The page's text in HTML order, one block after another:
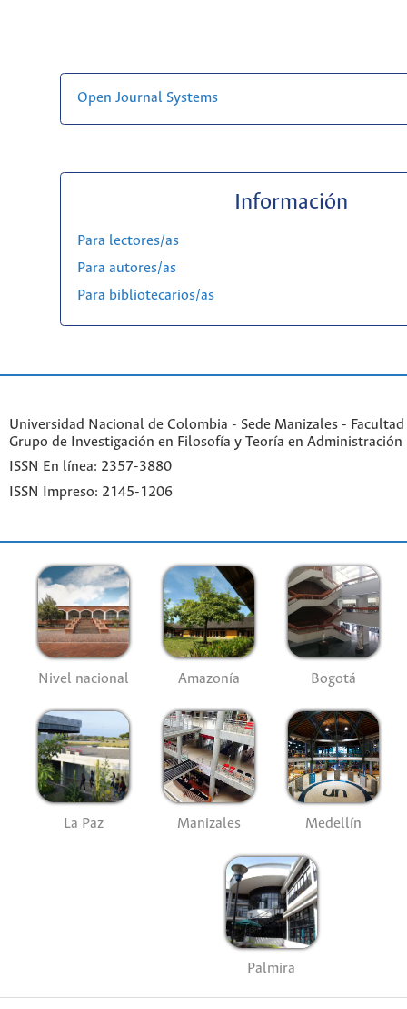
Open Journal Systems
Información
Para lectores/as
Para autores/as
Para bibliotecarios/as
Universidad Nacional de Colombia - Sede Manizales -
Grupo de Investigación en Filosofía y Teoría en Administración
ISSN En línea: 2357-3880
ISSN Impreso: 2145-1206
Nivel nacional Amazonía Bogotá
La Paz Manizales Medellín
Palmira